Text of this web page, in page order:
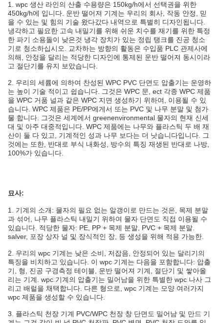
1. wpc 생산 라인의 산출 수용량은 150kg/h에서 선택권을 위한
450kg/h에 입니다. 운반 떨어져 기계는 우리의 회사, 작동 안정, 믿
을 수 있는 및 힘의 기술 왔다갔다 내역으로 특별히 디자인됩니다.
냉각하고 필요한 고속 내밀기를 위해 쉬운 치수를 재기를 위한 특정
한 파기 소용돌이 낮은것 냉각 장치가 있는 정립 탱크를 진공 청소
기로 청소하십시오. 교차하는 방향의 활동은 수입품 PLC 관제사에
의해, 안정을 달리는 적당한 디자인에 통제된 운반 떨어져 동시이라
고 절단기를 유지 보았습니다.
2. 우리의 세륨에 의하여 찬성된 WPC PVC 단면도 압출기는 운영하
는 높이 기술 적이고 쉽습니다. 그것은 WPC 문, ect 각종 WPC 제품
을 WPC 거품 널과 같은 WPC 지면 생성하기 위하여, 이용될 수 있
습니다. WPC 제품은 PE/PP에게서 또는 PVC 및 나무 분말 및 첨가
물 합니다. 그것은 세계에서 greenenvironmental 물자의 현재 신세
대 및 아주 대중적입니다. WPC 제품에는 나무와 플라스틱 두 배 재
산이 둘 다 있고, 기계적인 성과 나무 보다는 더 낫습니다입니다. 그
것에는 또한, 반대로 부식 내화성, 방수의 특징 재생된 반대로 나방,
100%가 있습니다.
묘사:
1. 기계의 소개: 물자의 필요 없는 알갱이로 만드는 것은, 목제 분말
과 섞어, 나무 플라스틱 내밀기 위하여 물자 단면도 직접 이용될 수
있습니다. 적당한 물자: PE, PP + 목제 분말, PVC + 목제 분말
salver, 포장 상자 널 및 장식적인 장, 등 생성을 위해 적용 가능한.
2. 우리의 wpc 기계는 낮은 소비, 저잡음, 안정되어 있는 달리기의
특징을 비치하고 있습니다. 이 wpc 기계는 다음을 포함합니다: 압출
기, 형, 진공 구경측정 테이블, 운반 떨어져 기계, 절단기 및 쌓아올
리는 기계. wpc 기계의 압출기는 밀어남을 위한 특별한 wpc 나사 그
리고 배럴을 채택합니다. 다른 형으로, wpc 기계는 모양 여러가지
wpc 제품을 생성할 수 있습니다.
3. 플라스틱 천장 기계 PVC/WPC 천장 창 단면도 밀어남 및 만드 기